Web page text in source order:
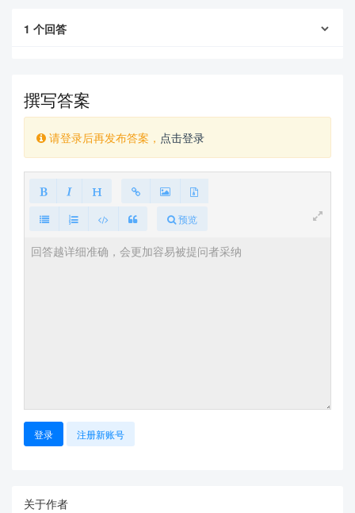
\begin{Lemma} \label{thm:tex}
    The proof of theorem.
\end{proof}
\subsection{Other Assumptions}
\lipsum[6]
\begin{itemize}
    \item
    \item
    \item
\end{itemize}
\lipsum[8] \eqref{aa}
\begin{equation}
\[
1 个回答
撰写答案
请登录后再发布答案， 点击登录
预览
登录 注册新账号
关于作者